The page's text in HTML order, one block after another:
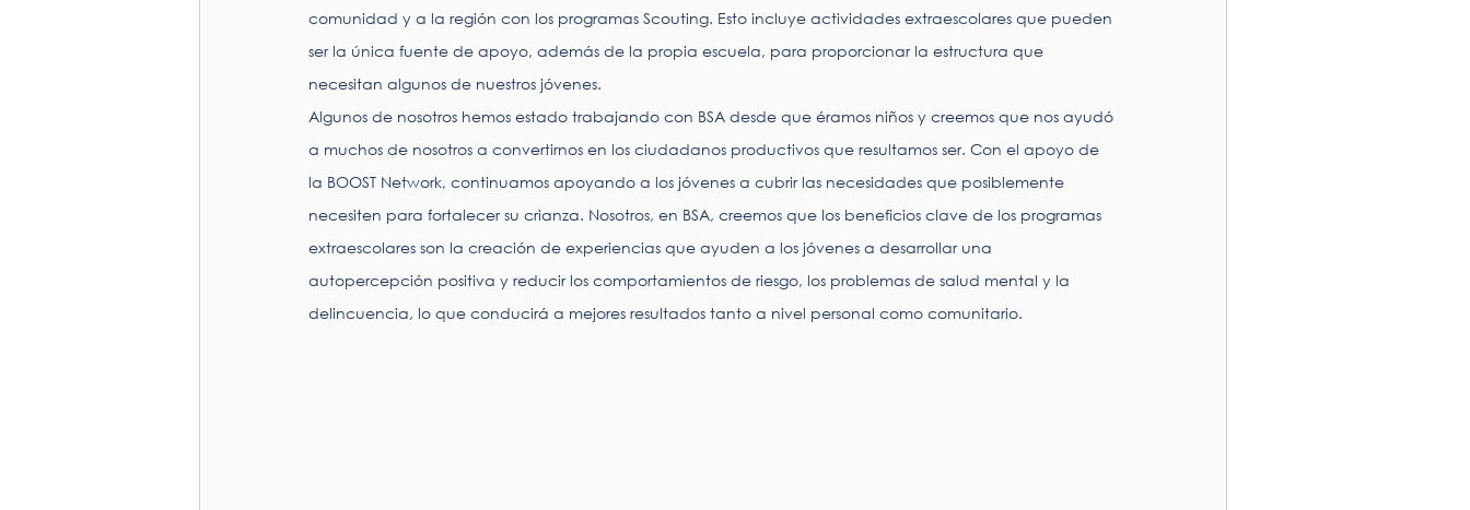
comunidad y a la región con los programas Scouting. Esto incluye actividades extraescolares que pueden
ser la única fuente de apoyo, además de la propia escuela, para proporcionar la estructura que
necesitan algunos de nuestros jóvenes.
Algunos de nosotros hemos estado trabajando con BSA desde que éramos niños y creemos que nos ayudó
a muchos de nosotros a convertirnos en los ciudadanos productivos que resultamos ser. Con el apoyo de
la BOOST Network, continuamos apoyando a los jóvenes a cubrir las necesidades que posiblemente
necesiten para fortalecer su crianza. Nosotros, en BSA, creemos que los beneficios clave de los programas
extraescolares son la creación de experiencias que ayuden a los jóvenes a desarrollar una
autopercepción positiva y reducir los comportamientos de riesgo, los problemas de salud mental y la
delincuencia, lo que conducirá a mejores resultados tanto a nivel personal como comunitario.